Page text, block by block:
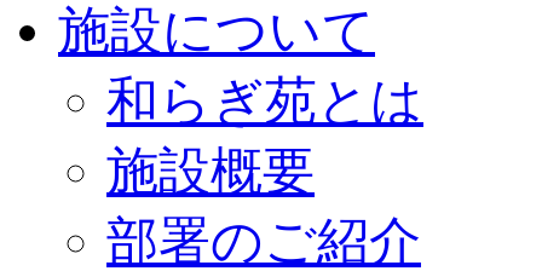
施設について
和らぎ苑とは
施設概要
部署のご紹介